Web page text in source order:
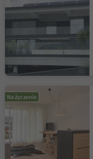
Na życzenie